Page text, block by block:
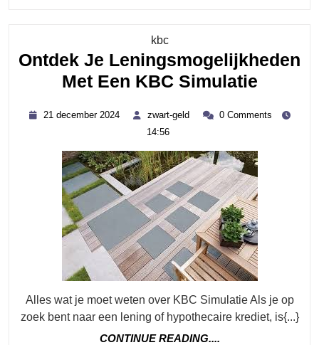
kbcCategory
Ontdek Je Leningsmogelijkheden
Met Een KBC SimulatieOntdek
Een
KBC
21 december 2024
december
zwart-geld
zwart- 0 Comments
14:56
Alles wat je moet weten over KBC Simulatie Als je op
zoek bent naar een lening of hypothecaire krediet, is{...}
CONTINUE READING....